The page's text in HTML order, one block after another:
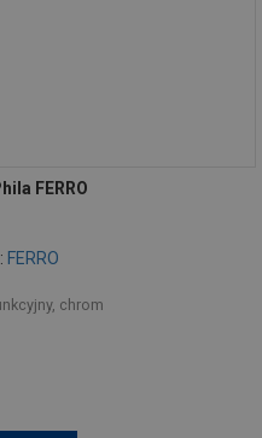
FERRO
FERRO
chrom